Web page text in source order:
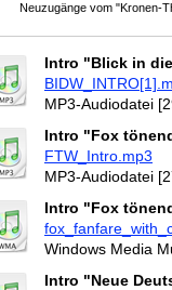
Neuzugänge vom "Kronen-
Intro "Blick in
MP3-Audiodatei
Intro "Fox
FTW_Intro.mp3
MP3-Audiodatei
Intro "Fox
Windows Media
Intro "Neue